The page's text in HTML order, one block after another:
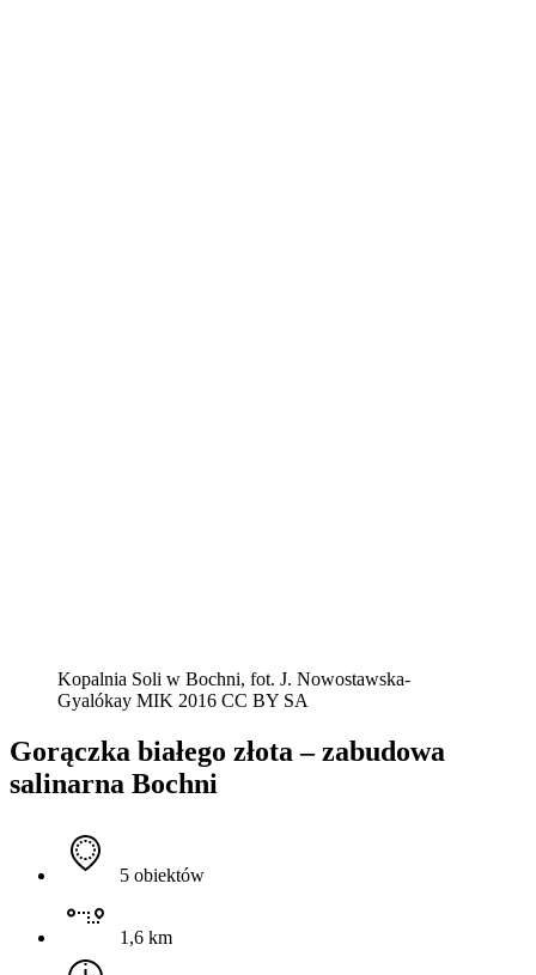
Kopalnia Soli w Bochni, fot. J. Nowostawska-
Gyalókay MIK 2016 CC BY SA
Gorączka białego złota – zabudowa
salinarna Bochni
5 obiektów
1,6 km